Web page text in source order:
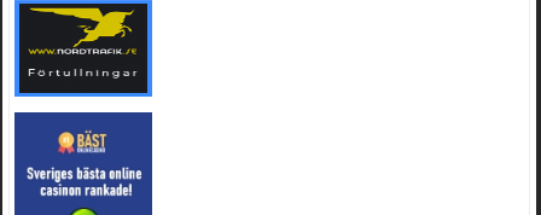
Mrhandsome:SÃ¶ker defekta/trasiga fyrhjulingar. Jag betalar bra och du kan nÃ¥ mig
pÃ¥ 0709955029 eller hv.alexandersson@gmail.com ifall du har en som du vill sÃ¤lja
mvh Hugo
21 februari 2025 kl. 09:25:52
Oscar5:NÃ¥gon som vet vad man kan begÃ¤ra fÃ¶r en Honda TRX 350 FE 2005
4 februari 2025 kl. 19:20:50
Oscar5:44
4 februari 2025 kl. 19:15:36